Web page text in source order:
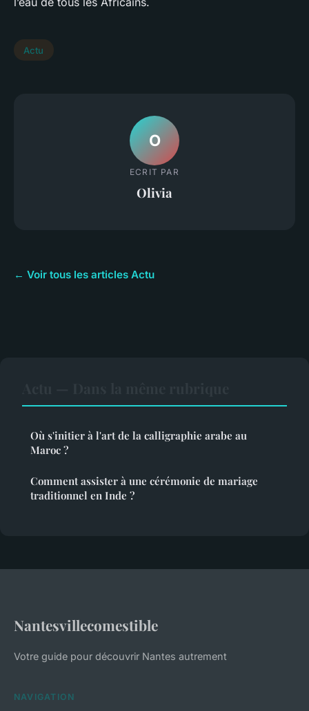
Actu
O
ECRIT PAR
Olivia
← Voir tous les articles Actu
Où s'initier à l'art de la calligraphie arabe au
Maroc ?
Comment assister à une cérémonie de mariage
traditionnel en Inde ?
Nantesvillecomestible
Votre guide pour découvrir Nantes autrement
NAVIGATION